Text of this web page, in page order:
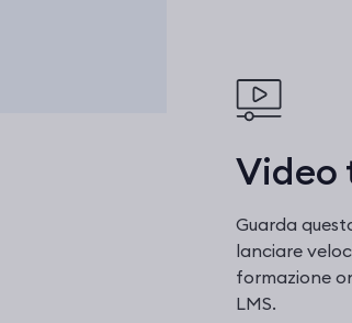
Video
Guarda
lanciare
formazione
LMS.